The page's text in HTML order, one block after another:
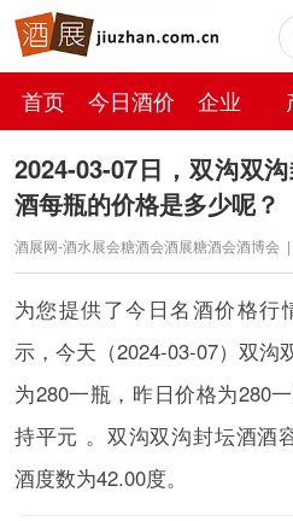
首页 今日酒价 企业
百科
2024-03-07日，双沟双
酒每瓶的价格是多少呢？
酒展网-酒水展会糖酒会酒展糖酒会酒博会 |
为您提供了今日名酒价格行
示，今天（2024-03-07）双沟
为280一瓶，昨日价格为280
持平元 。双沟双沟封坛酒酒
酒度数为42.00度。